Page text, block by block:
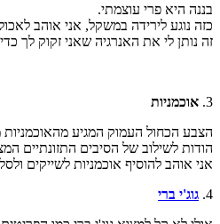
בננה היא פרי עוצמתי.
כזה נוגע לירידה במשקל, אני אוהב
זה נותן לי את האנרגיה שאני זקוק לך
3. אוכמניות
הצבע הכחול העמוק המגיע
הודות לשילוב של הסיבים התזונתיים
אני אוהב להוסיף אוכמניות לשייקים
4. גוג'י ברי